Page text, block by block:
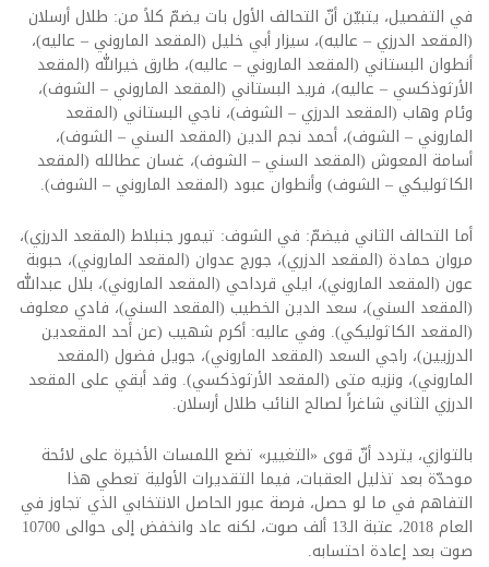
في التفصيل، يتبيّن أنّ التحالف الأول بات يضمّ كلاً من: طلال أرسلان
(المقعد الدرزي – عاليه)، سيزار أبي خليل (المقعد الماروني – عاليه)،
أنطوان البستاني (المقعد الماروني – عاليه)، طارق خيرالله (المقعد
الأرثوذكسي – عاليه)، فريد البستاني (المقعد الماروني – الشوف)،
وئام وهاب (المقعد الدرزي – الشوف)، ناجي البستاني (المقعد
الماروني – الشوف)، أحمد نجم الدين (المقعد السني – الشوف)،
أسامة المعوش (المقعد السني – الشوف)، غسان عطالله (المقعد
الكاثوليكي – الشوف) وأنطوان عبود (المقعد الماروني – الشوف).
أما التحالف الثاني فيضمّ: في الشوف: تيمور جنبلاط (المقعد الدرزي)،
مروان حمادة (المقعد الدزري)، جورج عدوان (المقعد الماروني)، حبوبة
عون (المقعد الماروني)، ايلي قرداحي (المقعد الماروني)، بلال عبدالله
(المقعد السني)، سعد الدين الخطيب (المقعد السني)، فادي معلوف
(المقعد الكاثوليكي). وفي عاليه: أكرم شهيب (عن أحد المقعدين
الدرزيين)، راجي السعد (المقعد الماروني)، جويل فضول (المقعد
الماروني)، ونزيه متى (المقعد الأرثوذكسي). وقد أبقي على المقعد
الدرزي الثاني شاغراً لصالح النائب طلال أرسلان.
بالتوازي، يتردد أنّ قوى «التغيير» تضع اللمسات الأخيرة على لائحة
موحدّة بعد تذليل العقبات، فيما التقديرات الأولية تعطي هذا
التفاهم في ما لو حصل، فرصة عبور الحاصل الانتخابي الذي تجاوز في
العام 2018، عتبة الـ13 ألف صوت، لكنه عاد وانخفض إلى حوالى 10700
صوت بعد إعادة احتسابه.